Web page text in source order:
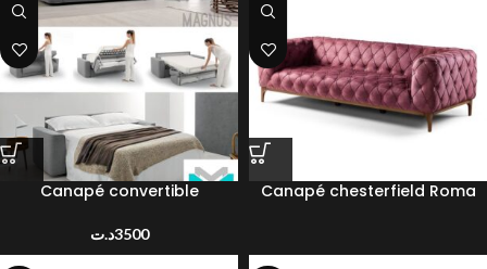
Canapé convertible
3500د.ت
Canapé chesterfield Roma